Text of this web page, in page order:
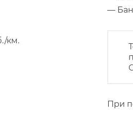
км.
—
При